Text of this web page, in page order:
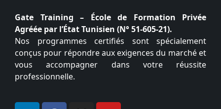
Gate Training – École de Formation Privée
Agréée par l’État Tunisien (N° 51-605-21).
Nos programmes certifiés sont spécialement
conçus pour répondre aux exigences du marché et
vous accompagner dans votre réussite
professionnelle.